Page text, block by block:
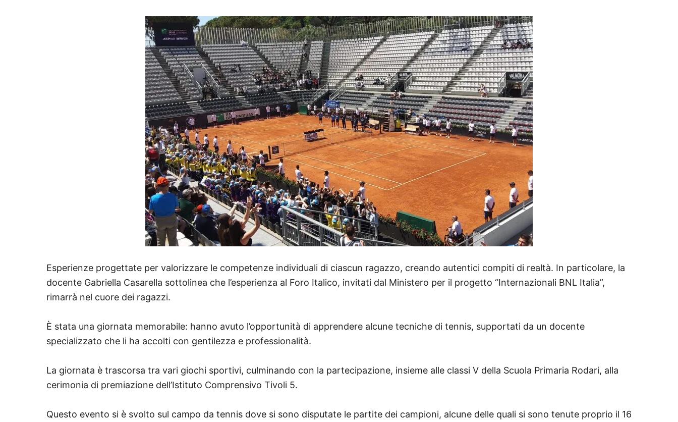
Esperienze progettate per valorizzare le competenze individuali di ciascun ragazzo, creando autentici compiti di realtà. In particolare, la
docente Gabriella Casarella sottolinea che l’esperienza al Foro Italico, invitati dal Ministero per il progetto “Internazionali BNL Italia”,
rimarrà nel cuore dei ragazzi.
È stata una giornata memorabile: hanno avuto l’opportunità di apprendere alcune tecniche di tennis, supportati da un docente
specializzato che li ha accolti con gentilezza e professionalità.
La giornata è trascorsa tra vari giochi sportivi, culminando con la partecipazione, insieme alle classi V della Scuola Primaria Rodari, alla
cerimonia di premiazione dell’Istituto Comprensivo Tivoli 5.
Questo evento si è svolto sul campo da tennis dove si sono disputate le partite dei campioni, alcune delle quali si sono tenute proprio il 16